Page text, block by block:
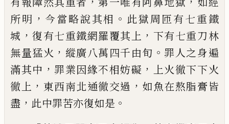
所明 ， 今當略說其相 。 此獄周匝有七重鐵
城 ，復有七重鐵網羅覆其上 ， 下有七重刀林
無量猛火 ， 縱廣八萬四千由旬 。 罪人之身遍
滿其中 ， 罪業因緣不相妨礙 ，
上火徹下下火
徹上 ， 東西南北通徹交過 ， 如魚在熬脂膏皆
盡 ， 此中罪苦亦復如是 。